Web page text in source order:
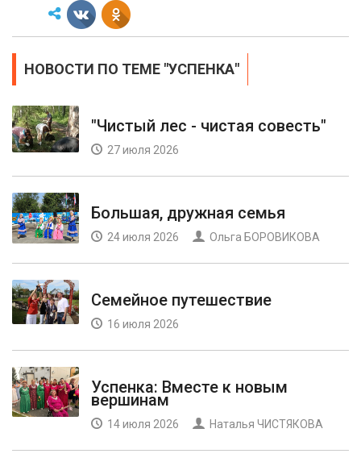
НОВОСТИ ПО ТЕМЕ "УСПЕНКА"
"Чистый лес - чистая совесть"
27 июля 2026
Большая, дружная семья
24 июля 2026 Ольга БОРОВИКОВА
Семейное путешествие
16 июля 2026
Успенка: Вместе к новым
вершинам
14 июля 2026 Наталья ЧИСТЯКОВА